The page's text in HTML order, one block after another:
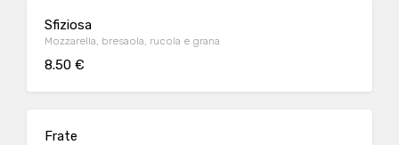
Sfiziosa
Mozzarella, bresaola, rucola e grana
8.50 €
Frate